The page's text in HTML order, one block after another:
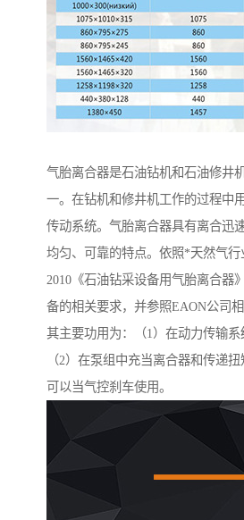
气胎离合器是石油钻机和石油修井
一。在钻机和修井机工作的过程中
传动系统。气胎离合器具有离合迅
均匀、可靠的特点。依照*天然气行
2010《石油钻采设备用气胎离合器
备的相关要求，并参照EAON公司相
其主要功用为：（1）在动力传输系
（2）在泵组中充当离合器和传递
可以当气控刹车使用。